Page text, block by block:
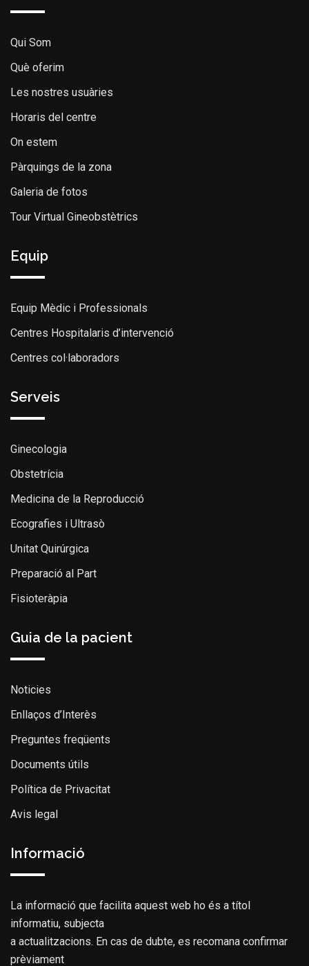
Qui Som
Què oferim
Les nostres usuàries
Horaris del centre
On estem
Pàrquings de la zona
Galeria de fotos
Tour Virtual Gineobstètrics
Equip
Equip Mèdic i Professionals
Centres Hospitalaris d’intervenció
Centres col·laboradors
Serveis
Ginecologia
Obstetrícia
Medicina de la Reproducció
Ecografies i Ultrasò
Unitat Quirúrgica
Preparació al Part
Fisioteràpia
Guia de la pacient
Noticies
Enllaços d’Interès
Preguntes freqüents
Documents útils
Política de Privacitat
Avis legal
Informació
La informació que facilita aquest web ho és a títol
informatiu, subjecta
a actualitzacions. En cas de dubte, es recomana confirmar
prèviament